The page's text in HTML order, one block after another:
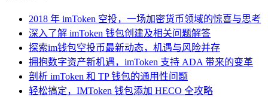
2018 年 imToken 空投，一场加密货币领域的惊喜与思考
深入了解 imToken 钱包创建及相关问题解答
探索im钱包空投币最新动态，机遇与风险并存
拥抱数字资产新机遇，imToken 支持 ADA 带来的变革
剖析 imToken 和 TP 钱包的通用性问题
轻松搞定，IMToken 钱包添加 HECO 全攻略